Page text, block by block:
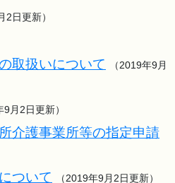
2日更新）
取扱いについて
（2019年9月
9月2日更新）
介護事業所等の指定申請
ついて （2019年9月2日更新）